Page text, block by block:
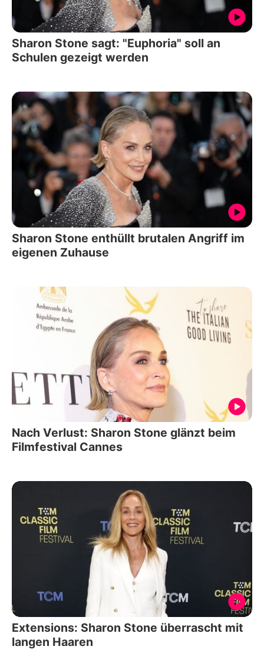
Sharon Stone sagt: "Euphoria" soll an
Schulen gezeigt werden
Sharon Stone enthüllt brutalen Angriff im
eigenen Zuhause
Nach Verlust: Sharon Stone glänzt beim
Filmfestival Cannes
Extensions: Sharon Stone überrascht mit
langen Haaren